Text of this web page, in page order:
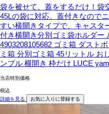
袋を被せて、蓋をするだけ！袋
45Lの袋に対応。蓋付きなので
すい横開きタイプで、キャスタ
付き横開き分別ゴミ袋ホルダー
4903208105682 ゴミ箱 ダスト
ミ箱 分別ゴミ箱 45リットル お
ンプル 横開き 枠だけ LUCE
当店特別価格
税込
詳細を見る
お気に入りに登録する